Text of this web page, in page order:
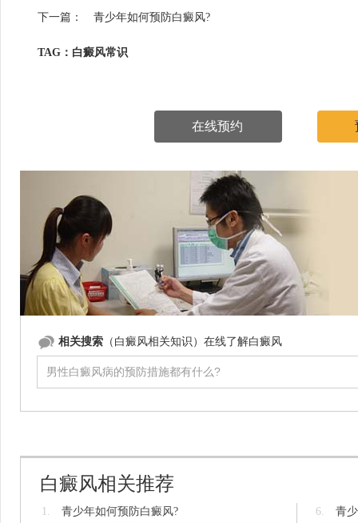
下一篇： 青少年如何预防白癜风?
TAG：白癜风常识
在线预约
相关搜索 （白癜风相关知识）在线了解白癜风
白癜风相关推荐
1.
青少年如何预防白癜风?
6.
青少